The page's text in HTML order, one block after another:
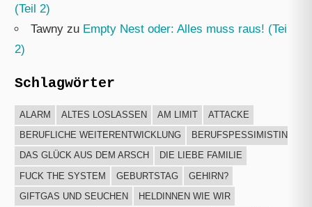
(Teil 2)
Tawny zu Empty Nest oder: Alles muss raus! (Teil
2)
Schlagwörter
ALARM ALTES LOSLASSEN AM LIMIT
ATTACKE
BERUFLICHE WEITERENTWICKLUNG
BERUFSPESSIMISTIN
DAS GLÜCK AUS DEM ARSCH
DIE LIEBE FAMILIE
FUCK THE SYSTEM
GEBURTSTAG
GEHIRN?
GIFTGAS UND SEUCHEN
HELDINNEN WIE WIR